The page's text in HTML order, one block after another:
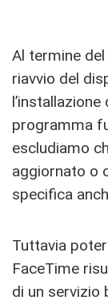
Al termine
riavvio del
programma
escludiamo
aggiornato o
specifica
Tuttavia
FaceTime
di un servizio